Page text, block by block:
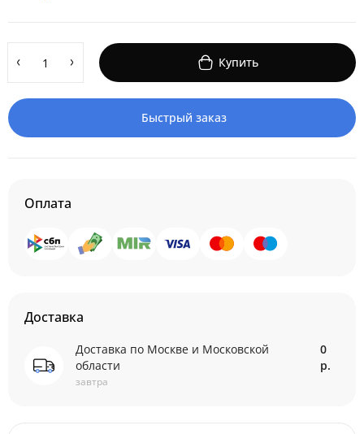
Купить
Быстрый заказ
Оплата
Доставка
Доставка по Москве и Московской
области
завтра
0
р.